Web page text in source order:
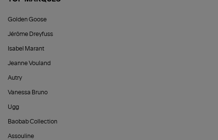
Golden Goose
Jérôme Dreyfuss
Isabel Marant
Jeanne Vouland
Autry
Vanessa Bruno
Ugg
Baobab Collection
Assouline